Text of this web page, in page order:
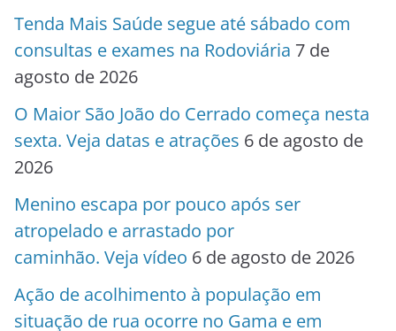
Tenda Mais Saúde segue até sábado com
consultas e exames na Rodoviária 7 de
agosto de 2026
O Maior São João do Cerrado começa nesta
sexta. Veja datas e atrações 6 de agosto de
2026
Menino escapa por pouco após ser
atropelado e arrastado por
caminhão. Veja vídeo 6 de agosto de 2026
Ação de acolhimento à população em
situação de rua ocorre no Gama e em